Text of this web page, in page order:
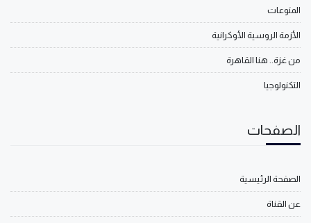
المنوعات
الأزمة الروسية الأوكرانية
من غزة.. هنا القاهرة
التكنولوجيا
الصفحات
الصفحة الرئيسية
عن القناة